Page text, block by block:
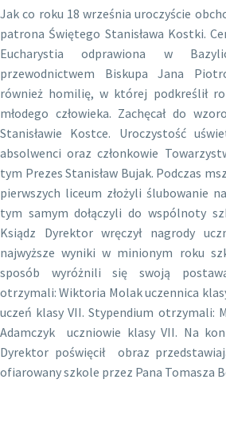
Jak co roku 18 września uroczyście
patrona Świętego Stanisława Kostki.
Eucharystia odprawiona w
przewodnictwem Biskupa Jana
również homilię, w której podkreślił
młodego człowieka. Zachęcał do
Stanisławie Kostce. Uroczystość
absolwenci oraz członkowie
tym Prezes Stanisław Bujak. Podczas
pierwszych liceum złożyli ślubowanie
tym samym dołączyli do wspólnoty
Ksiądz Dyrektor wręczył nagrody
najwyższe wyniki w minionym roku
sposób wyróżnili się swoją
otrzymali: Wiktoria Molak uczennica
uczeń klasy VII. Stypendium otrzymali:
Adamczyk uczniowie klasy VII. Na
Dyrektor poświęcił obraz
ofiarowany szkole przez Pana Tomasza